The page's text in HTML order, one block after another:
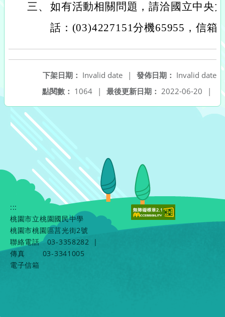
三、 如有活動相關問題，請洽國立中央
話：(03)4227151分機65955，信箱
發佈日期： Invalid date
下架日期： Invalid date
|
最後更新日期： 2022-06-20 |
點閱數： 1064 |
:::
桃園市立桃園國民中學
桃園市桃園區莒光街2號
聯絡電話
03-3358282
|
傳真
03-3341005
電子信箱